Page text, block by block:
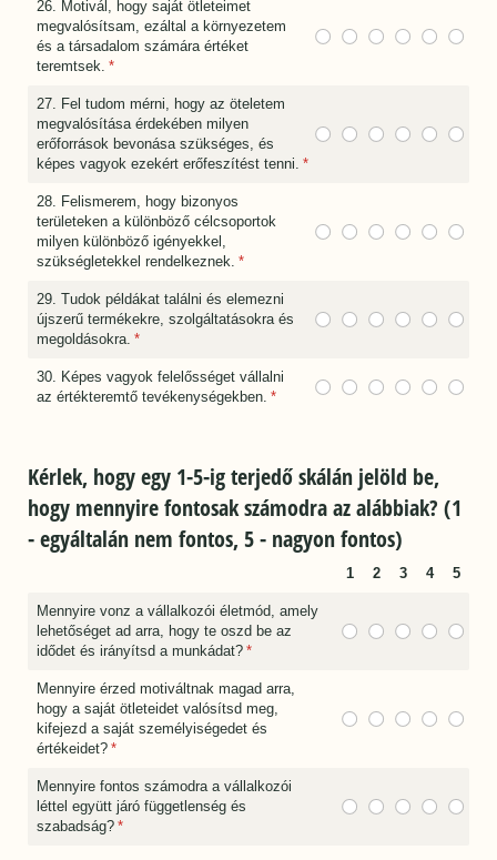
26. Motivál, hogy saját ötleteimet
megvalósítsam, ezáltal a környezetem
és a társadalom számára értéket
teremtsek. *
(megadása kötelező)
27. Fel tudom mérni, hogy az öteletem
megvalósítása érdekében milyen
erőforrások bevonása szükséges, és
képes vagyok ezekért erőfeszítést tenni. *
(megadása kötelező)
28. Felismerem, hogy bizonyos
területeken a különböző célcsoportok
milyen különböző igényekkel,
szükségletekkel rendelkeznek. *
(megadása kötelező)
29. Tudok példákat találni és elemezni
újszerű termékekre, szolgáltatásokra és
megoldásokra. *
(megadása kötelező)
30. Képes vagyok felelősséget vállalni
az értékteremtő tevékenységekben. *
(megadása kötelező)
Kérlek, hogy egy 1-5-ig terjedő skálán jelöld be,
hogy mennyire fontosak számodra az alábbiak? (1
- egyáltalán nem fontos, 5 - nagyon fontos)
1 2 3 4 5
Mennyire vonz a vállalkozói életmód, amely
lehetőséget ad arra, hogy te oszd be az
idődet és irányítsd a munkádat? *
(megadása kötelező)
Mennyire érzed motiváltnak magad arra,
hogy a saját ötleteidet valósítsd meg,
kifejezd a saját személyiségedet és
értékeidet? *
(megadása kötelező)
Mennyire fontos számodra a vállalkozói
léttel együtt járó függetlenség és
szabadság? *
(megadása kötelező)